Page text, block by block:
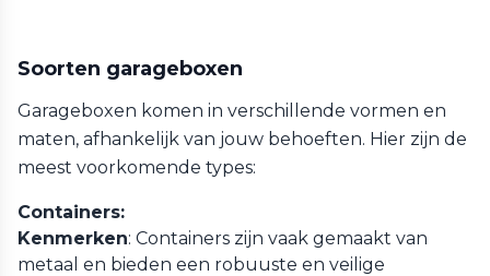
Soorten garageboxen
Garageboxen komen in verschillende vormen en
maten, afhankelijk van jouw behoeften. Hier zijn de
meest voorkomende types:
Containers:
Kenmerken: Containers zijn vaak gemaakt van
metaal en bieden een robuuste en veilige